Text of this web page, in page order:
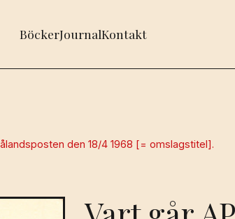
BöckerJournalKontakt
den 18/4 1968 [= omslagstitel].